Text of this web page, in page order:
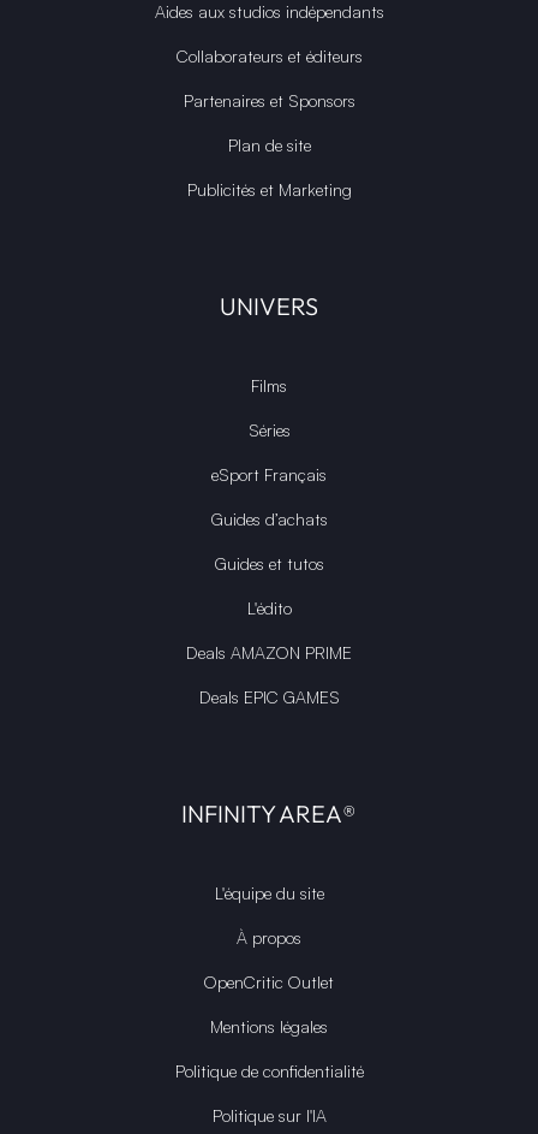
Aides aux studios indépendants
Collaborateurs et éditeurs
Partenaires et Sponsors
Plan de site
Publicités et Marketing
UNIVERS
Films
Séries
eSport Français
Guides d’achats
Guides et tutos
L'édito
Deals AMAZON PRIME
Deals EPIC GAMES
INFINITY AREA®
L'équipe du site
À propos
OpenCritic Outlet
Mentions légales
Politique de confidentialité
Politique sur l'IA